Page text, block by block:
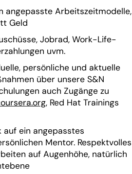
angepasste Arbeitszeitmodelle,
Geld
Jobrad, Work-Life-
uvm.
persönliche und aktuelle
über unsere S&N
auch Zugänge zu
, Red Hat Trainings
ein angepasstes
Mentor. Respektvolles
auf Augenhöhe, natürlich